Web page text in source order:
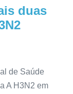
duas
de Saúde
A H3N2 em